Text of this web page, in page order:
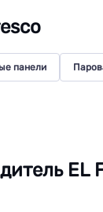
панели
EL